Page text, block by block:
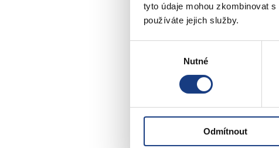
tyto údaje mohou zkombinovat
používáte jejich služby.
Nutné
Odmítnout